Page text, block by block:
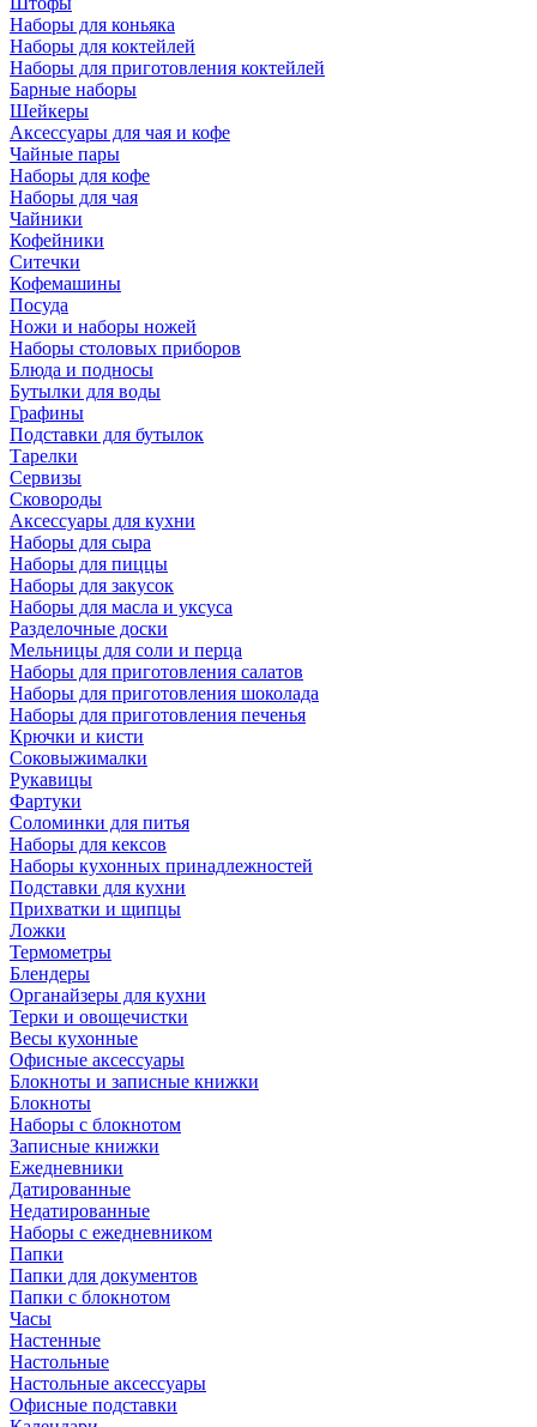
Наборы для коньяка
Наборы для коктейлей
Наборы для приготовления коктейлей
Барные наборы
Шейкеры
Аксессуары для чая и кофе
Чайные пары
Наборы для кофе
Наборы для чая
Чайники
Кофейники
Ситечки
Кофемашины
Посуда
Ножи и наборы ножей
Наборы столовых приборов
Блюда и подносы
Бутылки для воды
Графины
Подставки для бутылок
Тарелки
Сервизы
Сковороды
Аксессуары для кухни
Наборы для сыра
Наборы для пиццы
Наборы для закусок
Наборы для масла и уксуса
Разделочные доски
Мельницы для соли и перца
Наборы для приготовления салатов
Наборы для приготовления шоколада
Наборы для приготовления печенья
Крючки и кисти
Соковыжималки
Рукавицы
Фартуки
Соломинки для питья
Наборы для кексов
Наборы кухонных принадлежностей
Подставки для кухни
Прихватки и щипцы
Ложки
Термометры
Блендеры
Органайзеры для кухни
Терки и овощечистки
Весы кухонные
Офисные аксессуары
Блокноты и записные книжки
Блокноты
Наборы с блокнотом
Записные книжки
Ежедневники
Датированные
Недатированные
Наборы с ежедневником
Папки
Папки для документов
Папки с блокнотом
Часы
Настенные
Настольные
Настольные аксессуары
Офисные подставки